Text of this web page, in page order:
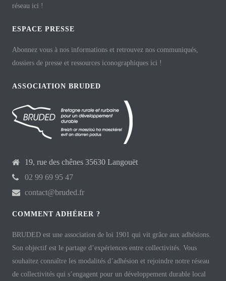
réseau ici !
ESPACE PRESSE
Abonnez vous à nos informations et retrouvez nos communiqués,
dossiers de presse et ressources iconographiques ici !
ASSOCIATION BRUDED
19, rue des chênes 35630 Langouët
02 99 69 95 47
contact@bruded.fr
COMMENT ADHÉRER ?
BRUDED est une association de loi 1901 qui vit grâce aux adhésions.
Son objectif est le partage d’expériences entre collectivités. Vous
souhaitez connaître les modalités d’adhésion et rejoindre notre réseau
de collectivités qui s’engagent pour un développement durable local